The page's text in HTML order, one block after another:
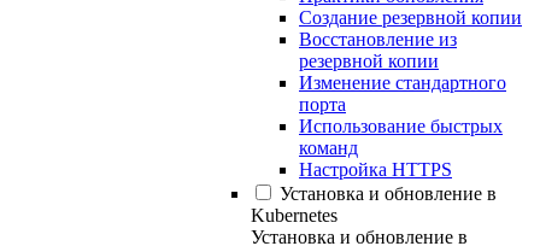
Создание резервной копии
Восстановление из
резервной копии
Изменение стандартного
порта
Использование быстрых
команд
Настройка HTTPS
Установка и обновление в
Kubernetes
Установка и обновление в